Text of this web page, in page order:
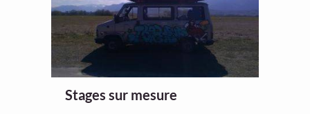
Stages sur mesure